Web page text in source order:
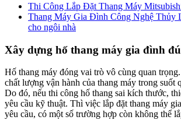
Thi Công Lắp Đặt Thang Máy
Thang Máy Gia Đình Công Nghệ Thủy
cho ngôi nhà
Xây dựng hố thang máy gia đình
Hố thang máy đóng vai trò vô cùng quan
chất lượng vận hành của thang máy trong suốt
Do đó, nếu thi công hố thang sai kích thước,
yêu cầu kỹ thuật. Thì việc lắp đặt thang máy
yêu cầu, có một số trường hợp còn không thể